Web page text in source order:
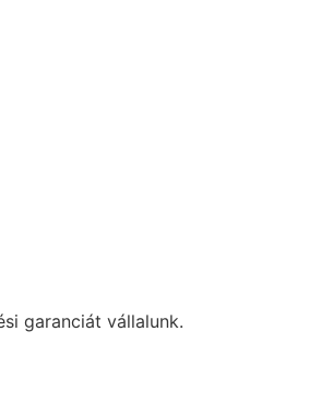
garanciát vállalunk.